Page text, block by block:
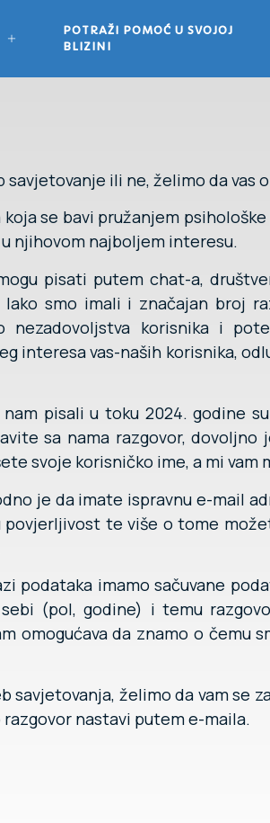
POTRAŽI POMOĆ U SVOJOJ
BLIZINI
ili ne, želimo da vas
se bavi pružanjem
njihovom najboljem interesu.
pisati putem chat-a,
Iako smo imali i značajan broj
korisnika i
interesa vas-naših korisnika,
pisali u toku 2024. godine
sa nama razgovor, dovoljno
svoje korisničko ime, a mi
je da imate ispravnu e-mail
povjerljivost te više o tome
podataka imamo sačuvane
(pol, godine) i temu
omogućava da znamo o čemu
savjetovanja, želimo da vam se
razgovor nastavi putem e-maila.